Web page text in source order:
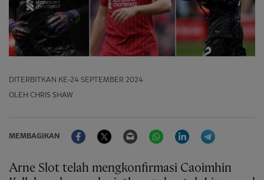
DITERBITKAN KE-24 SEPTEMBER 2024
OLEH CHRIS SHAW
MEMBAGIKAN
FacebookTwitter Email WhatsAppLinkedIn
Arne Slot telah mengkonfirmasi Caoimhin